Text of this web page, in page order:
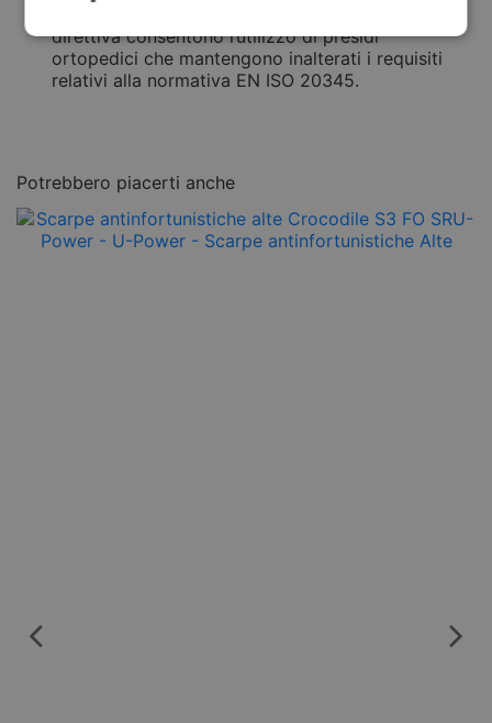
direttiva consentono l’utilizzo di presidi
ortopedici che mantengono inalterati i requisiti
relativi alla normativa EN ISO 20345.
Potrebbero piacerti anche